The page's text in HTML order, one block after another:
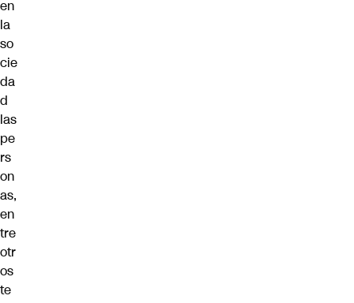
en
la
so
cie
da
d
las
pe
rs
on
as,
en
tre
otr
os
te